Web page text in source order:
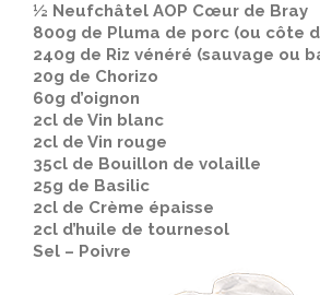
½ Neufchâtel AOP Cœur de Bray
800g de Pluma de porc (ou côte
240g de Riz vénéré (sauvage ou
20g de Chorizo
60g d’oignon
2cl de Vin blanc
2cl de Vin rouge
35cl de Bouillon de volaille
25g de Basilic
2cl de Crème épaisse
2cl d’huile de tournesol
Sel – Poivre